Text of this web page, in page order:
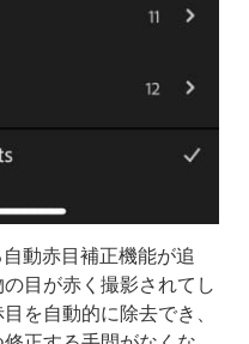
動赤目補正機能が追
目が赤く撮影されてし
を自動的に除去でき、